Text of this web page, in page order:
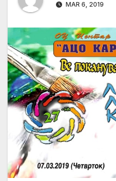
MAR 6, 2019